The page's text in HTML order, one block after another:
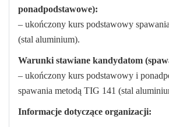
ponadpodstawowe):
– ukończony kurs podstawowy
(stal aluminium).
Warunki stawiane kandydatom
– ukończony kurs podstawowy i
spawania metodą TIG 141 (stal
Informacje dotyczące organizacji: